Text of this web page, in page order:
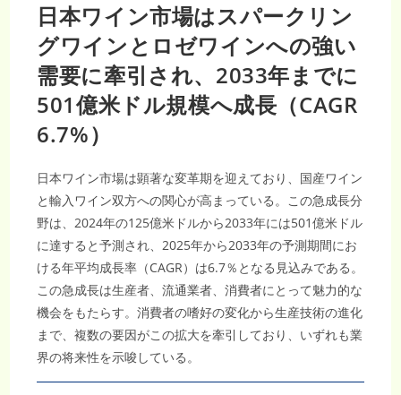
日本ワイン市場はスパークリン
グワインとロゼワインへの強い
需要に牽引され、2033年までに
501億米ドル規模へ成長（CAGR
6.7%）
日本ワイン市場は顕著な変革期を迎えており、国産ワイン
と輸入ワイン双方への関心が高まっている。この急成長分
野は、2024年の125億米ドルから2033年には501億米ドル
に達すると予測され、2025年から2033年の予測期間にお
ける年平均成長率（CAGR）は6.7％となる見込みである。
この急成長は生産者、流通業者、消費者にとって魅力的な
機会をもたらす。消費者の嗜好の変化から生産技術の進化
まで、複数の要因がこの拡大を牽引しており、いずれも業
界の将来性を示唆している。